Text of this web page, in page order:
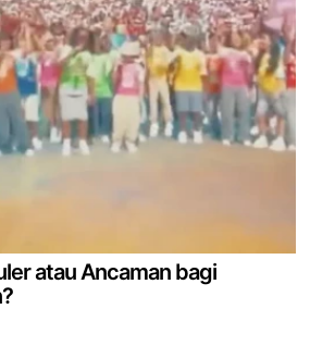
atau Ancaman bagi